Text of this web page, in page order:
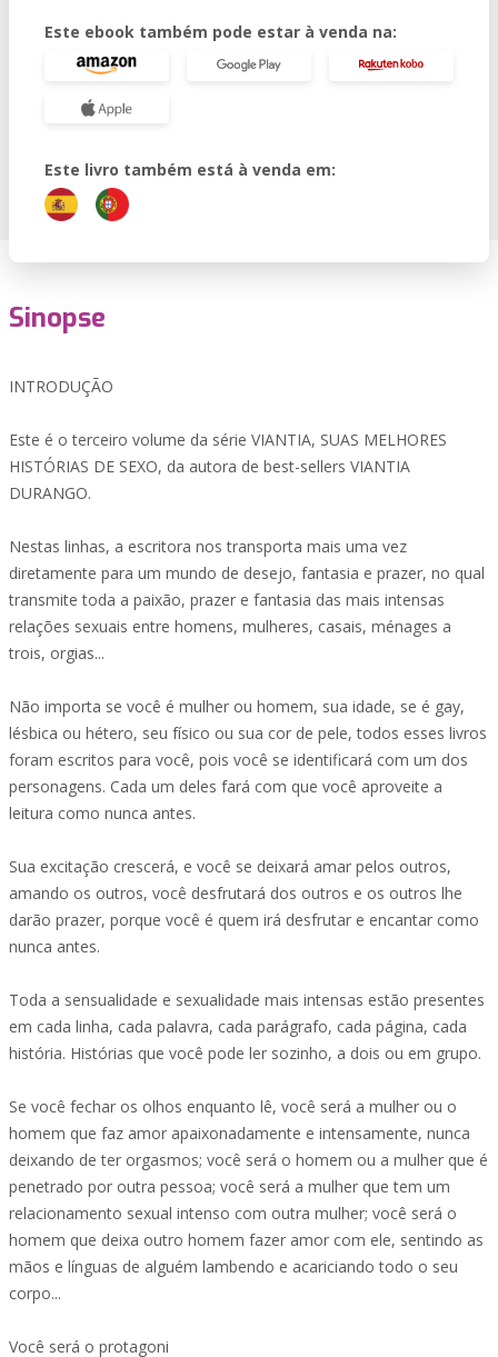
Este ebook também pode estar à venda na:
Este livro também está à venda em:
Sinopse
INTRODUÇÃO
Este é o terceiro volume da série VIANTIA, SUAS MELHORES
HISTÓRIAS DE SEXO, da autora de best-sellers VIANTIA
DURANGO.
Nestas linhas, a escritora nos transporta mais uma vez
diretamente para um mundo de desejo, fantasia e prazer, no qual
transmite toda a paixão, prazer e fantasia das mais intensas
relações sexuais entre homens, mulheres, casais, ménages a
trois, orgias...
Não importa se você é mulher ou homem, sua idade, se é gay,
lésbica ou hétero, seu físico ou sua cor de pele, todos esses livros
foram escritos para você, pois você se identificará com um dos
personagens. Cada um deles fará com que você aproveite a
leitura como nunca antes.
Sua excitação crescerá, e você se deixará amar pelos outros,
amando os outros, você desfrutará dos outros e os outros lhe
darão prazer, porque você é quem irá desfrutar e encantar como
nunca antes.
Toda a sensualidade e sexualidade mais intensas estão presentes
em cada linha, cada palavra, cada parágrafo, cada página, cada
história. Histórias que você pode ler sozinho, a dois ou em grupo.
Se você fechar os olhos enquanto lê, você será a mulher ou o
homem que faz amor apaixonadamente e intensamente, nunca
deixando de ter orgasmos; você será o homem ou a mulher que é
penetrado por outra pessoa; você será a mulher que tem um
relacionamento sexual intenso com outra mulher; você será o
homem que deixa outro homem fazer amor com ele, sentindo as
mãos e línguas de alguém lambendo e acariciando todo o seu
corpo...
Você será o protagoni